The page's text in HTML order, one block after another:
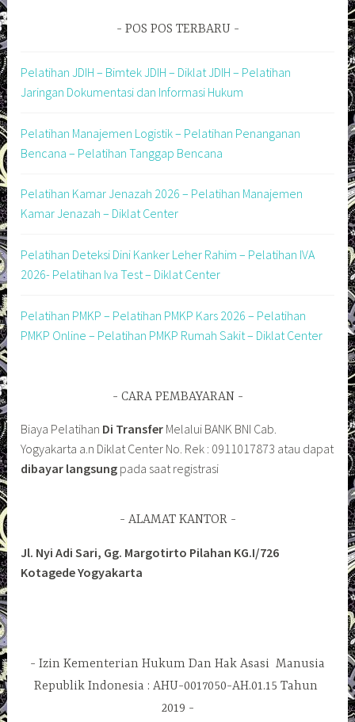
POS POS TERBARU
Pelatihan JDIH – Bimtek JDIH – Diklat JDIH – Pelatihan
Jaringan Dokumentasi dan Informasi Hukum
Pelatihan Manajemen Logistik – Pelatihan Penanganan
Bencana – Pelatihan Tanggap Bencana
Pelatihan Kamar Jenazah 2026 – Pelatihan Manajemen
Kamar Jenazah – Diklat Center
Pelatihan Deteksi Dini Kanker Leher Rahim – Pelatihan IVA
2026- Pelatihan Iva Test – Diklat Center
Pelatihan PMKP – Pelatihan PMKP Kars 2026 – Pelatihan
PMKP Online – Pelatihan PMKP Rumah Sakit – Diklat Center
CARA PEMBAYARAN
Biaya Pelatihan Di Transfer Melalui BANK BNI Cab.
Yogyakarta a.n Diklat Center No. Rek : 0911017873 atau dapat
dibayar langsung pada saat registrasi
ALAMAT KANTOR
Jl. Nyi Adi Sari, Gg. Margotirto Pilahan KG.I/726
Kotagede Yogyakarta
Izin Kementerian Hukum Dan Hak Asasi Manusia
Republik Indonesia : AHU-0017050-AH.01.15 Tahun
2019